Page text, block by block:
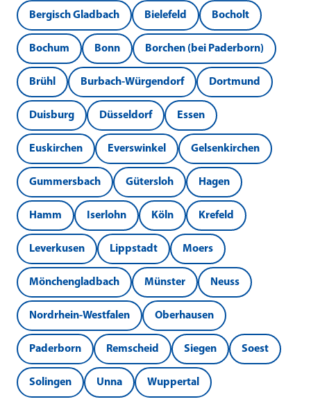
Bergisch Gladbach Bielefeld Bocholt
Bochum Bonn Borchen (bei Paderborn)
Brühl Burbach-Würgendorf Dortmund
Duisburg Düsseldorf Essen
Euskirchen Everswinkel Gelsenkirchen
Gummersbach Gütersloh Hagen
Hamm Iserlohn Köln Krefeld
Leverkusen Lippstadt Moers
Mönchengladbach Münster Neuss
Nordrhein-Westfalen Oberhausen
Paderborn Remscheid Siegen Soest
Solingen Unna Wuppertal